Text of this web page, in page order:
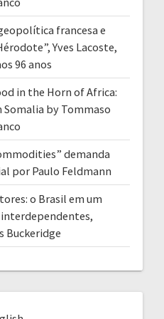
francesa e
Yves Lacoste,
96 anos
in the Horn of Africa:
Somalia by Tommaso
demanda
por Paulo Feldmann
o Brasil em um
Buckeridge